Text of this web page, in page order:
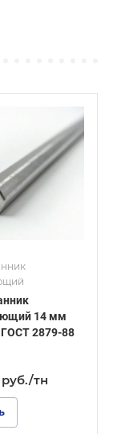
14 мм
2879-88
руб./тн
/ Марка стали
ТУ
2879-88